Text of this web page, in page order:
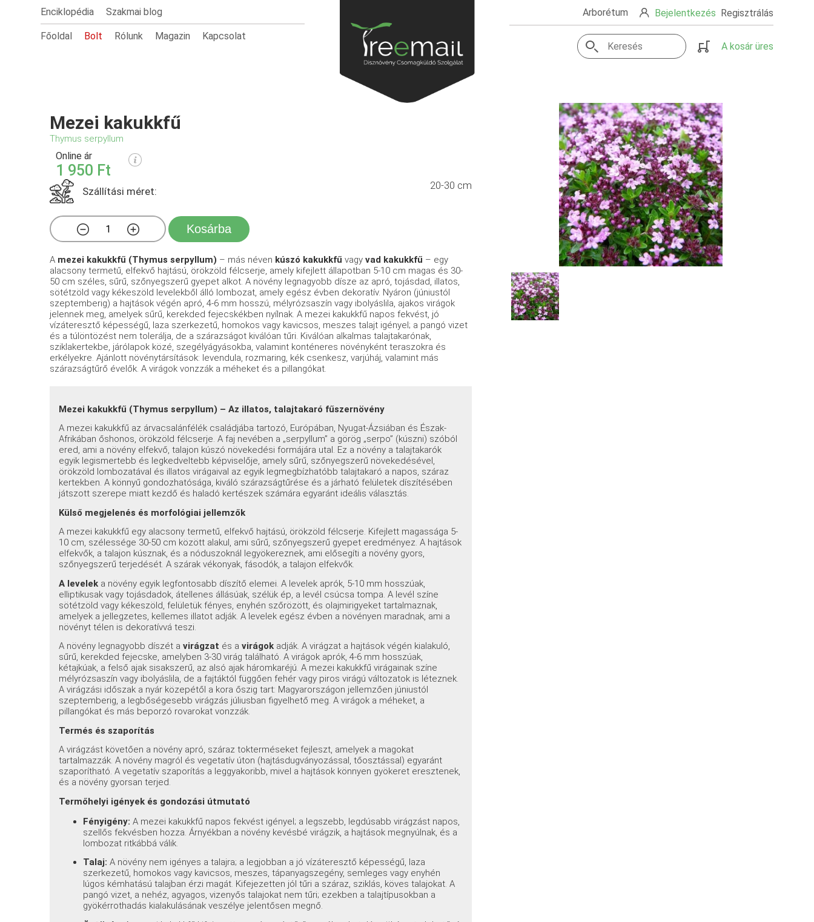
Enciklopédia Szakmai blog
Főoldal Bolt Rólunk Magazin Kapcsolat
Arborétum Bejelentkezés Regisztrálás
A kosár üres
Mezei kakukkfű
Thymus serpyllum
Online ár
1 950 Ft
Szállítási méret: 20-30 cm
Kosárba
A mezei kakukkfű (Thymus serpyllum) – más néven kúszó kakukkfű vagyvad kakukkfű – egy
alacsony termetű, elfekvő hajtású, örökzöld félcserje, amely kifejlett állapotban 5-10 cm magas és 30-
50 cm széles, sűrű, szőnyegszerű gyepet alkot. A növény legnagyobb dísze az apró, tojásdad, illatos,
sötétzöld vagy kékeszöld levelekből álló lombozat, amely egész évben dekoratív. Nyáron (júniustól
szeptemberig) a hajtások végén apró, 4-6 mm hosszú, mélyrózsaszín vagy ibolyáslila, ajakos virágok
jelennek meg, amelyek sűrű, kerekded fejecskékben nyílnak. A mezei kakukkfű napos fekvést, jó
vízáteresztő képességű, laza szerkezetű, homokos vagy kavicsos, meszes talajt igényel; a pangó vizet
és a túlöntözést nem tolerálja, de a szárazságot kiválóan tűri. Kiválóan alkalmas talajtakarónak,
sziklakertekbe, járólapok közé, szegélyágyásokba, valamint konténeres növényként teraszokra és
erkélyekre. Ajánlott növénytársítások: levendula, rozmaring, kék csenkesz, varjúháj, valamint más
szárazságtűrő évelők. A virágok vonzzák a méheket és a pillangókat.
Mezei kakukkfű (Thymus serpyllum) – Az illatos, talajtakaró fűszernövény
A mezei kakukkfű az árvacsalánfélék családjába tartozó, Európában, Nyugat-Ázsiában és Észak-
Afrikában őshonos, örökzöld félcserje. A faj nevében a „serpyllum” a görög „serpo” (kúszni) szóból
ered, ami a növény elfekvő, talajon kúszó növekedési formájára utal. Ez a növény a talajtakarók
egyik legismertebb és legkedveltebb képviselője, amely sűrű, szőnyegszerű növekedésével,
örökzöld lombozatával és illatos virágaival az egyik legmegbízhatóbb talajtakaró a napos, száraz
kertekben. A könnyű gondozhatósága, kiváló szárazságtűrése és a járható felületek díszítésében
játszott szerepe miatt kezdő és haladó kertészek számára egyaránt ideális választás.
Külső megjelenés és morfológiai jellemzők
A mezei kakukkfű egy alacsony termetű, elfekvő hajtású, örökzöld félcserje. Kifejlett magassága 5-
10 cm, szélessége 30-50 cm között alakul, ami sűrű, szőnyegszerű gyepet eredményez. A hajtások
elfekvők, a talajon kúsznak, és a nóduszoknál legyökereznek, ami elősegíti a növény gyors,
szőnyegszerű terjedését. A szárak vékonyak, fásodók, a talajon elfekvők.
A levelek a növény egyik legfontosabb díszítő elemei. A levelek aprók, 5-10 mm hosszúak,
elliptikusak vagy tojásdadok, átellenes állásúak, szélük ép, a levél csúcsa tompa. A levél színe
sötétzöld vagy kékeszöld, felületük fényes, enyhén szőrözött, és olajmirigyeket tartalmaznak,
amelyek a jellegzetes, kellemes illatot adják. A levelek egész évben a növényen maradnak, ami a
növényt télen is dekoratívvá teszi.
A növény legnagyobb díszét avirágzat és avirágok adják. A virágzat a hajtások végén kialakuló,
sűrű, kerekded fejecske, amelyben 3-30 virág található. A virágok aprók, 4-6 mm hosszúak,
kétajkúak, a felső ajak sisakszerű, az alsó ajak háromkaréjú. A mezei kakukkfű virágainak színe
mélyrózsaszín vagy ibolyáslila, de a fajtáktól függően fehér vagy piros virágú változatok is léteznek.
A virágzási időszak a nyár közepétől a kora őszig tart: Magyarországon jellemzően júniustól
szeptemberig, a legbőségesebb virágzás júliusban figyelhető meg. A virágok a méheket, a
pillangókat és más beporzó rovarokat vonzzák.
Termés és szaporítás
A virágzást követően a növény apró, száraz tokterméseket fejleszt, amelyek a magokat
tartalmazzák. A növény magról és vegetatív úton (hajtásdugványozással, tőosztással) egyaránt
szaporítható. A vegetatív szaporítás a leggyakoribb, mivel a hajtások könnyen gyökeret eresztenek,
és a növény gyorsan terjed.
Termőhelyi igények és gondozási útmutató
Fényigény: A mezei kakukkfű napos fekvést igényel; a legszebb, legdúsabb virágzást napos,
szellős fekvésben hozza. Árnyékban a növény kevésbé virágzik, a hajtások megnyúlnak, és a
lombozat ritkábbá válik.
Talaj: A növény nem igényes a talajra; a legjobban a jó vízáteresztő képességű, laza
szerkezetű, homokos vagy kavicsos, meszes, tápanyagszegény, semleges vagy enyhén
lúgos kémhatású talajban érzi magát. Kifejezetten jól tűri a száraz, sziklás, köves talajokat. A
pangó vizet, a nehéz, agyagos, vizenyős talajokat nem tűri; ezekben a talajtípusokban a
gyökérrothadás kialakulásának veszélye jelentősen megnő.